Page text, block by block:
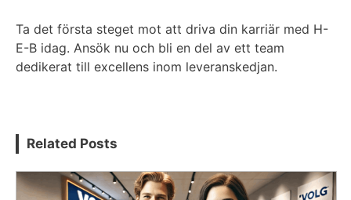
Ta det första steget mot att driva din karriär med H-
E-B idag. Ansök nu och bli en del av ett team
dedikerat till excellens inom leveranskedjan.
Related Posts